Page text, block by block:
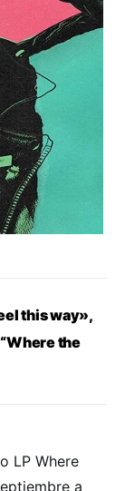
this way»,
the
LP Where
a